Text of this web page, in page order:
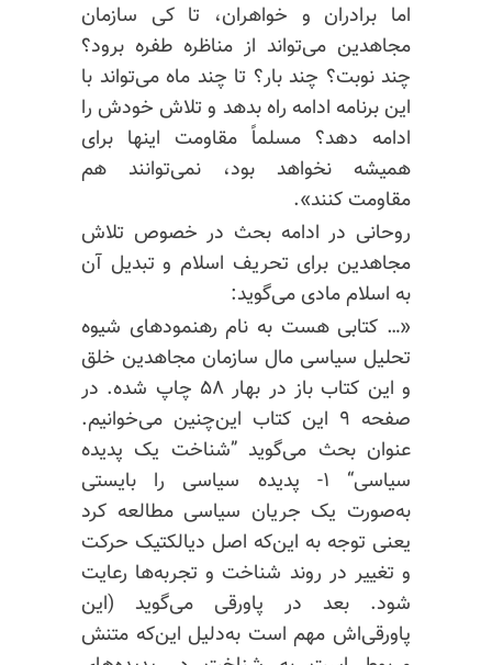
اما برادران و خواهران، تا کی سازمان
مجاهدین می‌تواند از مناظره طفره برود؟
چند نوبت؟ چند بار؟ تا چند ماه می‌تواند با
این برنامه ادامه راه بدهد و تلاش خودش را
ادامه دهد؟ مسلماً مقاومت اینها برای
همیشه نخواهد بود، نمی‌توانند هم
مقاومت کنند».
روحانی در ادامه بحث در خصوص تلاش
مجاهدین برای تحریف اسلام و تبدیل آن
به اسلام مادی می‌گوید:
«… کتابی هست به نام رهنمودهای شیوه
تحلیل سیاسی مال سازمان مجاهدین خلق
و این کتاب باز در بهار ۵۸ چاپ شده. در
صفحه ۹ این کتاب این‌چنین می‌خوانیم.
عنوان بحث می‌گوید ”شناخت یک پدیده
سیاسی“ ۱- پدیده سیاسی را بایستی
به‌صورت یک جریان سیاسی مطالعه کرد
یعنی توجه به این‌که اصل دیالکتیک حرکت
و تغییر در روند شناخت و تجربه‌ها رعایت
شود. بعد در پاورقی می‌گوید (این
پاورقی‌اش مهم است به‌دلیل این‌که متنش